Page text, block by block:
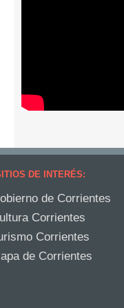
DE INTERÉS:
de Corrientes
Corrientes
Corrientes
de Corrientes